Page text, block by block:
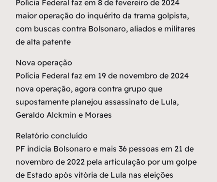
Polícia Federal faz em 8 de fevereiro de 2024
maior operação do inquérito da trama golpista,
com buscas contra Bolsonaro, aliados e militares
de alta patente
Nova operação
Polícia Federal faz em 19 de novembro de 2024
nova operação, agora contra grupo que
supostamente planejou assassinato de Lula,
Geraldo Alckmin e Moraes
Relatório concluído
PF indicia Bolsonaro e mais 36 pessoas em 21 de
novembro de 2022 pela articulação por um golpe
de Estado após vitória de Lula nas eleições